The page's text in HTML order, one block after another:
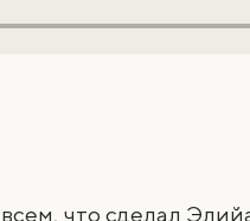
что сделал